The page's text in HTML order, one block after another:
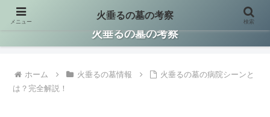
火垂るの墓の考察
ホーム 火垂るの墓情報
火垂るの墓の病院シーンと
は？完全解説！
メニュー
火垂るの墓の考察
検索